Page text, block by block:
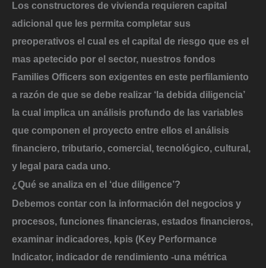
Los constructores de vivienda requieren capital
adicional que les permita completar sus
preoperativos el cual es el capital de riesgo que es el
mas apetecido por el sector, nuestros fondos
Families Officers son exigentes en este perfilamiento
a razón de que se debe realizar ‘la debida diligencia’
la cual implica un análisis profundo de las variables
que componen el proyecto entre ellos el análisis
financiero, tributario, comercial, tecnológico, cultural,
y legal para cada uno.
¿Qué se analiza en el ‘due diligence’?
Debemos contar con la información del negocios y
procesos, funciones financieras, estados financieros,
examinar indicadores, kpis (Key Performance
Indicator, indicador de rendimiento -una métrica